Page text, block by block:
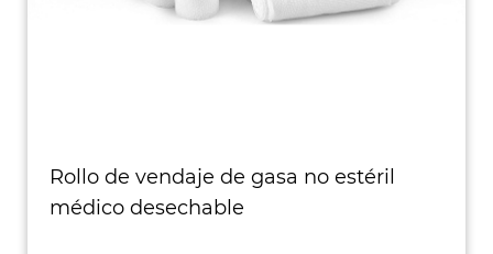
Rollo de vendaje de gasa no estéril
médico desechable